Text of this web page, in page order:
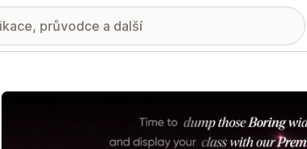
Galerie propagovaných obrázků